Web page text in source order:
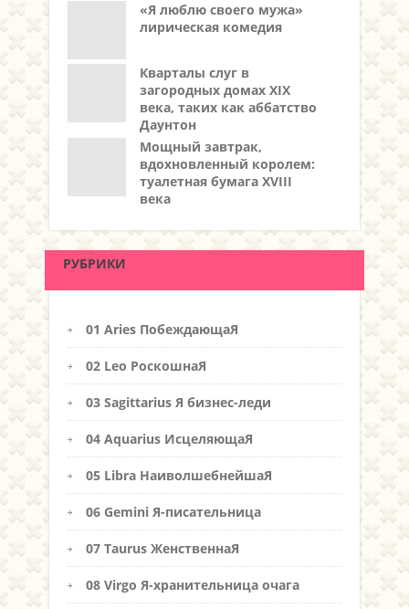
«Я люблю своего мужа»
лирическая комедия
Кварталы слуг в
загородных домах XIX
века, таких как аббатство
Даунтон
Мощный завтрак,
вдохновленный королем:
туалетная бумага XVIII
века
РУБРИКИ
01 Aries ПобеждающаЯ
02 Leo РоскошнаЯ
03 Sagittarius Я бизнес-леди
04 Aquarius ИсцеляющаЯ
05 Libra НаиволшебнейшаЯ
06 Gemini Я-писательница
07 Taurus ЖенственнаЯ
08 Virgo Я-хранительница очага